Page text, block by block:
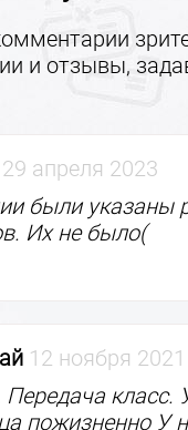
и отзывы,
29 апреля 2023
были указаны
Их не было(
12 ноября 2021
Передача класс.
пожизненно У